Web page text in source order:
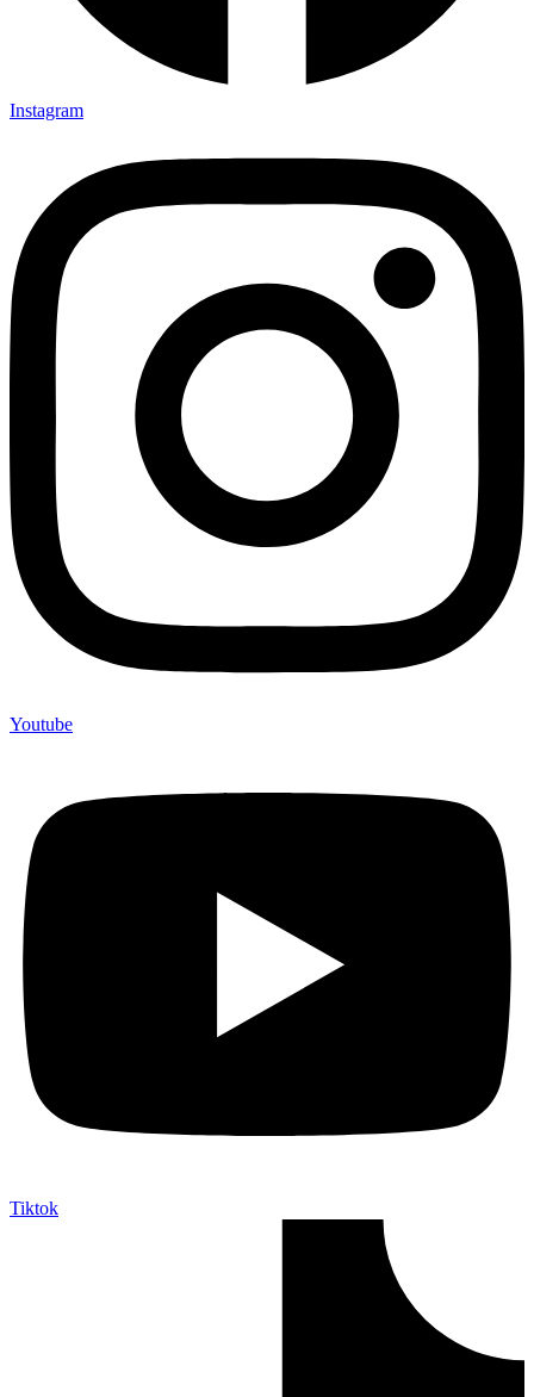
Instagram
Youtube
Tiktok